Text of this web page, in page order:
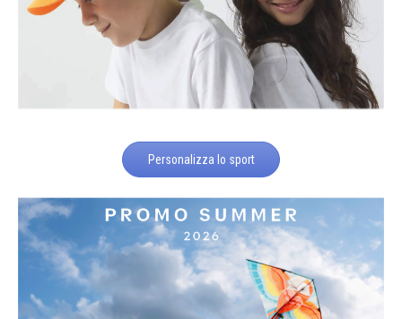
Personalizza lo sport